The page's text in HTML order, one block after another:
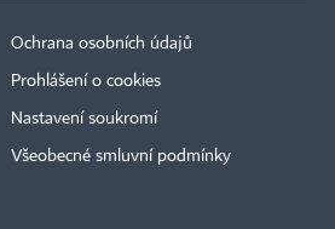
Ochrana osobních údajů
Prohlášení o cookies
Nastavení soukromí
Všeobecné smluvní podmínky